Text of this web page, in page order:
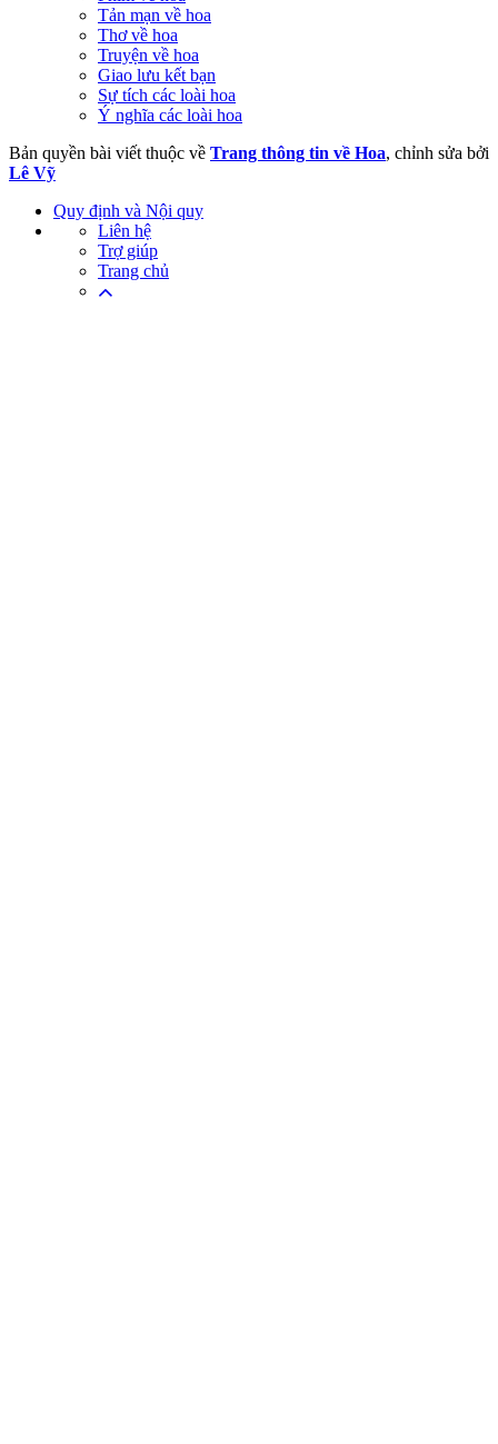
Tản mạn về hoa
Thơ về hoa
Truyện về hoa
Giao lưu kết bạn
Sự tích các loài hoa
Ý nghĩa các loài hoa
Bản quyền bài viết thuộc về Trang thông tin về Hoa, chỉnh sửa bởi
Lê Vỹ
Quy định và Nội quy
Liên hệ
Trợ giúp
Trang chủ